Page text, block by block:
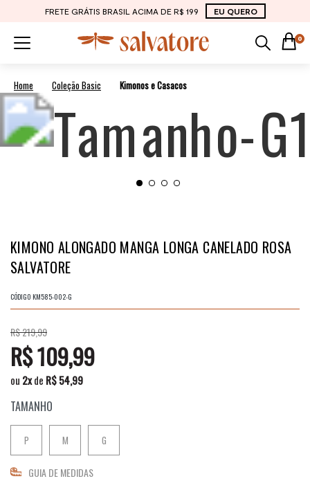
FRETE GRÁTIS BRASIL ACIMA DE R$ 199 EU QUERO
0
Coleção Basic Kimonos e Casacos
KIMONO ALONGADO MANGA LONGA CANELADO ROSA
SALVATORE
CÓDIGO KM585-002-G
R$ 219,99
R$ 109,99
ou 2xde R$ 54,99
TAMANHO
P M G
GUIA DE MEDIDAS